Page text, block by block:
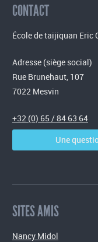
CONTACT
École de taijiquan Eric
Adresse (siège social)
Rue Brunehaut, 107
7022 Mesvin
+32 (0) 65 / 84 63 64
Une
SITES AMIS
Nancy Midol